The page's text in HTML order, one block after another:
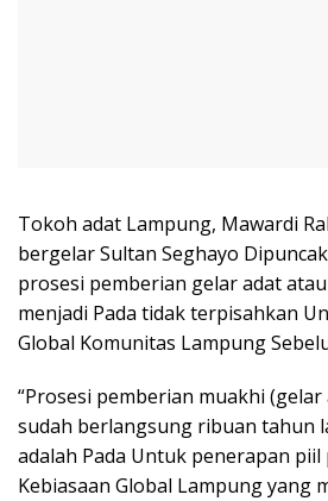
Tokoh adat Lampung, Mawardi
bergelar Sultan Seghayo
prosesi pemberian gelar adat
menjadi Pada tidak terpisahkan
Global Komunitas Lampung
“Prosesi pemberian muakhi
sudah berlangsung ribuan tahun
adalah Pada Untuk penerapan
Kebiasaan Global Lampung yang